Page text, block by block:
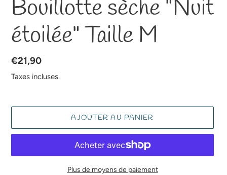
Bouillotte sèche "Nuit
étoilée" Taille M
Prix
normal
€21,90
Taxes incluses.
AJOUTER AU PANIER
Plus de moyens de paiement